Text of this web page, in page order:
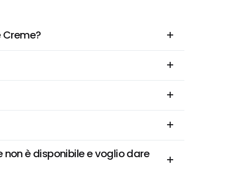
non è disponibile e voglio dare